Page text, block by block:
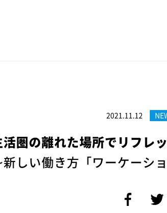
2021.11.12
活圏の離れた場所でリフレ
新しい働き方「ワーケーシ